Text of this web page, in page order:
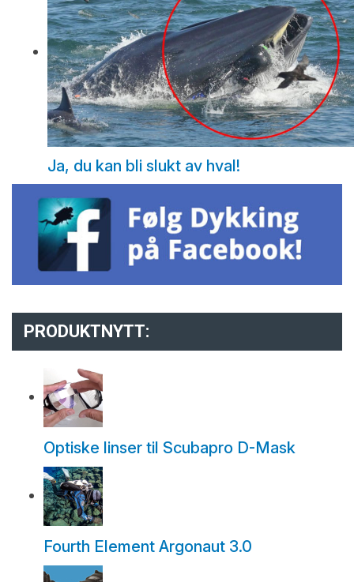
Ja, du kan bli slukt av hval!
PRODUKTNYTT:
Optiske linser til Scubapro D-Mask
Fourth Element Argonaut 3.0